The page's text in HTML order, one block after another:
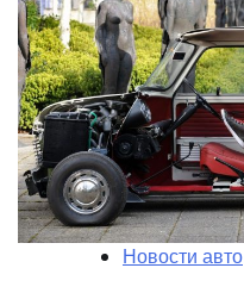
Новости авто